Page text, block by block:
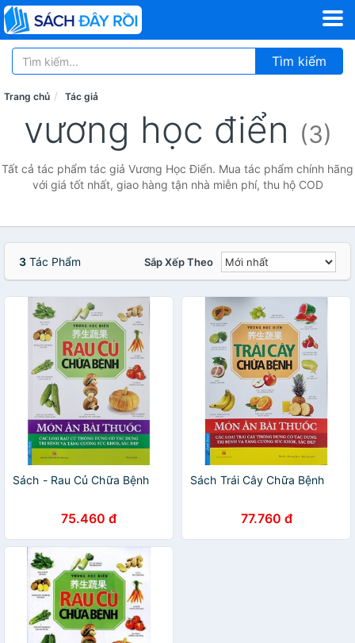
Tìm kiếm
Trang chủ Tác giả
vương học điển (3)
Tất cả tác phẩm tác giả Vương Học Điển. Mua tác phẩm chính hãng
với giá tốt nhất, giao hàng tận nhà miễn phí, thu hộ COD
3 Tác Phẩm Sắp Xếp Theo
Sách - Rau Củ Chữa Bệnh
75.460 đ
Sách Trái Cây Chữa Bệnh
77.760 đ